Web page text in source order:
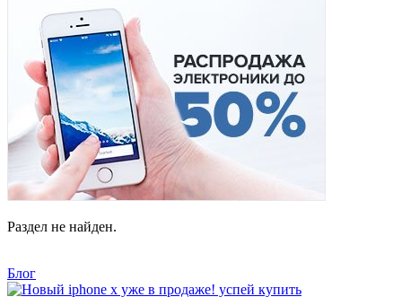
Раздел не найден.
Блог